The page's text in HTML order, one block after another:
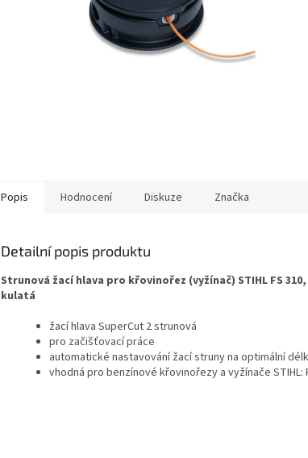
Popis Hodnocení Diskuze Značka
Detailní popis produktu
Strunová žací hlava pro křovinořez (vyžínač) STIHL FS
kulatá
žací hlava SuperCut 2 strunová
pro začišťovací práce
automatické nastavování žací struny na optimální
vhodná pro benzínové křovinořezy a vyžínače STIHL: